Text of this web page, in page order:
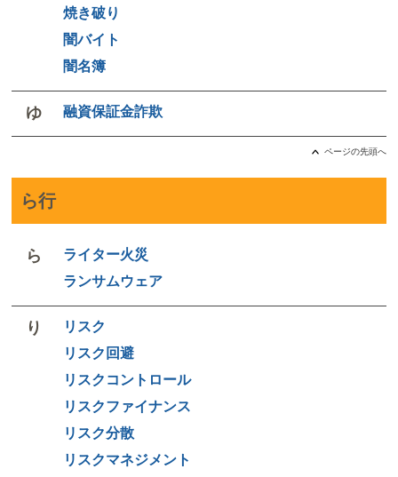
焼き破り
闇バイト
闇名簿
ゆ 融資保証金詐欺
ページの先頭へ
ら行
ら
ライター火災
ランサムウェア
り
リスク
リスク回避
リスクコントロール
リスクファイナンス
リスク分散
リスクマネジメント